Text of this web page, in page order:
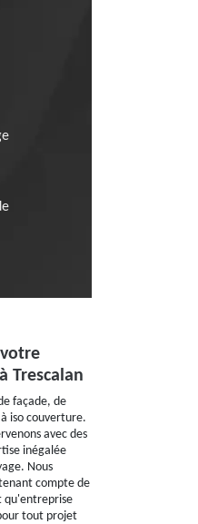
Trescalan
façade, de
iso couverture.
avec des
inégalée
Nous
compte de
qu'entreprise
tout projet